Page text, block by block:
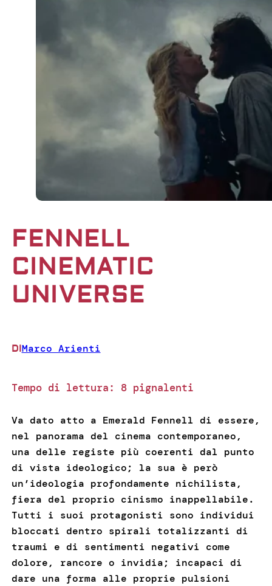
FENNELL
CINEMATIC
UNIVERSE
DIMarco Arienti
Tempo di lettura: 8 pignalenti
Va dato atto a Emerald Fennell di essere,
nel panorama del cinema contemporaneo,
una delle registe più coerenti dal punto
di vista ideologico; la sua è però
un’ideologia profondamente nichilista,
fiera del proprio cinismo inappellabile.
Tutti i suoi protagonisti sono individui
bloccati dentro spirali totalizzanti di
traumi e di sentimenti negativi come
dolore, rancore o invidia; incapaci di
dare una forma alle proprie pulsioni